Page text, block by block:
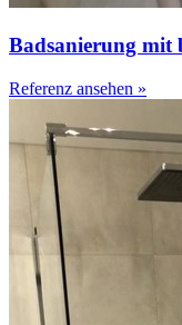
Badsanierung mit
Referenz ansehen »